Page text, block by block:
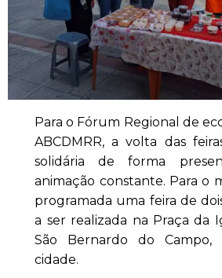
Para o Fórum Regional de
ABCDMRR, a volta das
solidária de forma
animação constante. Para o
programada uma feira de dois
a ser realizada na Praça da
São Bernardo do
cidade.